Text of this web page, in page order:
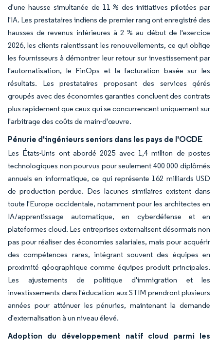
d'une hausse simultanée de 11 % des initiatives pilotées par
l'IA. Les prestataires indiens de premier rang ont enregistré des
hausses de revenus inférieures à 2 % au début de l'exercice
2026, les clients ralentissant les renouvellements, ce qui oblige
les fournisseurs à démontrer leur retour sur investissement par
l'automatisation, le FinOps et la facturation basée sur les
résultats. Les prestataires proposant des services gérés
groupés avec des économies garanties concluent des contrats
plus rapidement que ceux qui se concurrencent uniquement sur
l'arbitrage des coûts de main-d'œuvre.
Pénurie d'ingénieurs seniors dans les pays de l'OCDE
Les États-Unis ont abordé 2025 avec 1,4 million de postes
technologiques non pourvus pour seulement 400 000 diplômés
annuels en informatique, ce qui représente 162 milliards USD
de production perdue. Des lacunes similaires existent dans
toute l'Europe occidentale, notamment pour les architectes en
IA/apprentissage automatique, en cyberdéfense et en
plateformes cloud. Les entreprises externalisent désormais non
pas pour réaliser des économies salariales, mais pour acquérir
des compétences rares, intégrant souvent des équipes en
proximité géographique comme équipes produit principales.
Les ajustements de politique d'immigration et les
investissements dans l'éducation aux STIM prendront plusieurs
années pour atténuer les pénuries, maintenant la demande
d'externalisation à un niveau élevé.
Adoption du développement natif cloud parmi les